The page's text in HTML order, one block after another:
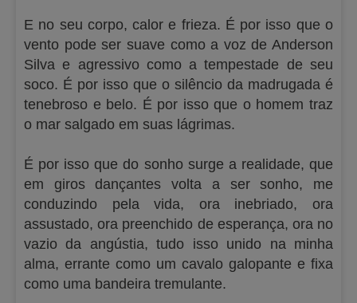
E no seu corpo, calor e frieza. É por isso que o
vento pode ser suave como a voz de Anderson
Silva e agressivo como a tempestade de seu
soco. É por isso que o silêncio da madrugada é
tenebroso e belo. É por isso que o homem traz
o mar salgado em suas lágrimas.
É por isso que do sonho surge a realidade, que
em giros dançantes volta a ser sonho, me
conduzindo pela vida, ora inebriado, ora
assustado, ora preenchido de esperança, ora no
vazio da angústia, tudo isso unido na minha
alma, errante como um cavalo galopante e fixa
como uma bandeira tremulante.